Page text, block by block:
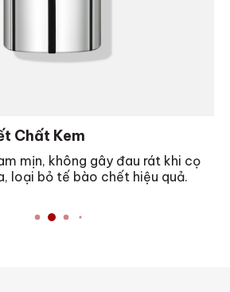
Chất Kem
mịn, không gây đau rát khi cọ
loại bỏ tế bào chết hiệu quả.